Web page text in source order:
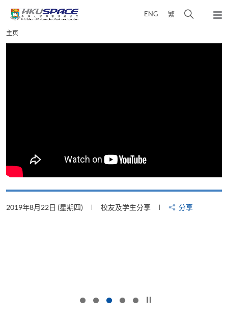
content
ENG 繁
弹
Main
content
主页
2019年8月22日 (星期四) 校友及学生分享 分享